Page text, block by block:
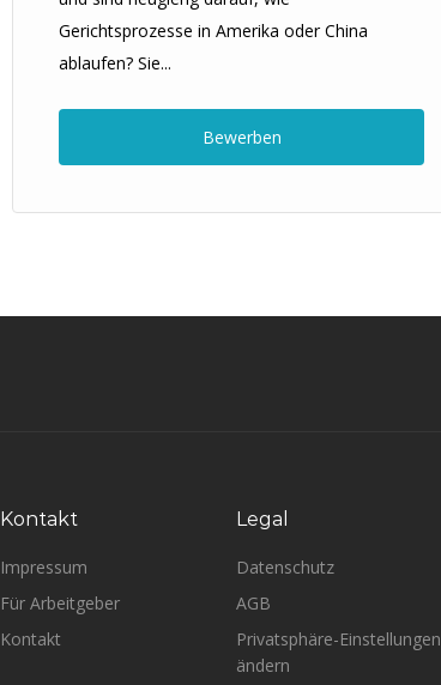
Gerichtsprozesse in Amerika oder China
ablaufen? Sie...
Bewerben
Kontakt
Impressum
Für Arbeitgeber
Kontakt
Legal
Datenschutz
AGB
Privatsphäre-Einstellungen
ändern